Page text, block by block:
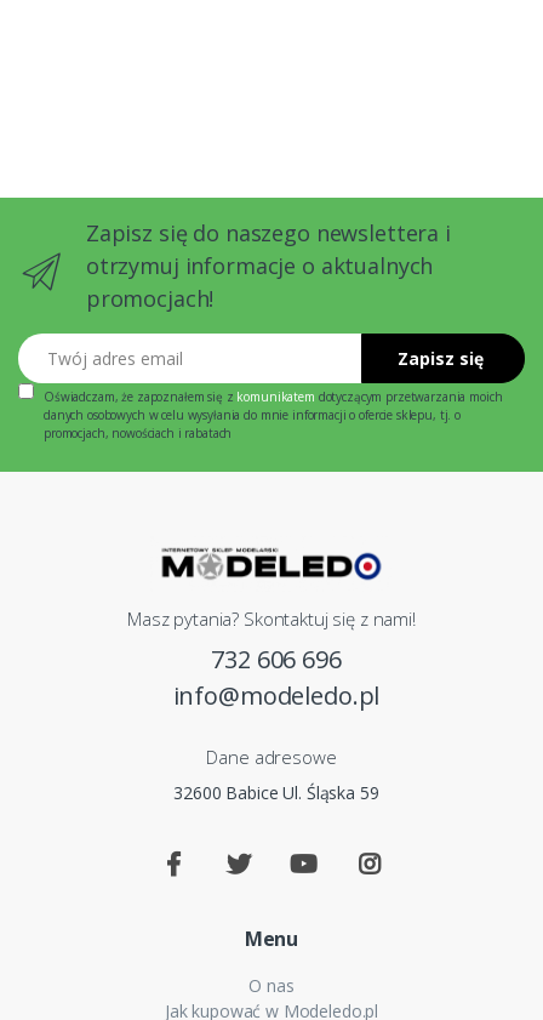
Zapisz się do naszego newslettera i
otrzymuj informacje o aktualnych
promocjach!
Twój adres email
Zapisz się
Oświadczam, że zapoznałem się z komunikatem dotyczącym przetwarzania moich
danych osobowych w celu wysyłania do mnie informacji o ofercie sklepu, tj. o
promocjach, nowościach i rabatach
Masz pytania? Skontaktuj się z nami!
732 606 696
info@modeledo.pl
Dane adresowe
32600 Babice Ul. Śląska 59
Menu
O nas
Jak kupować w Modeledo.pl